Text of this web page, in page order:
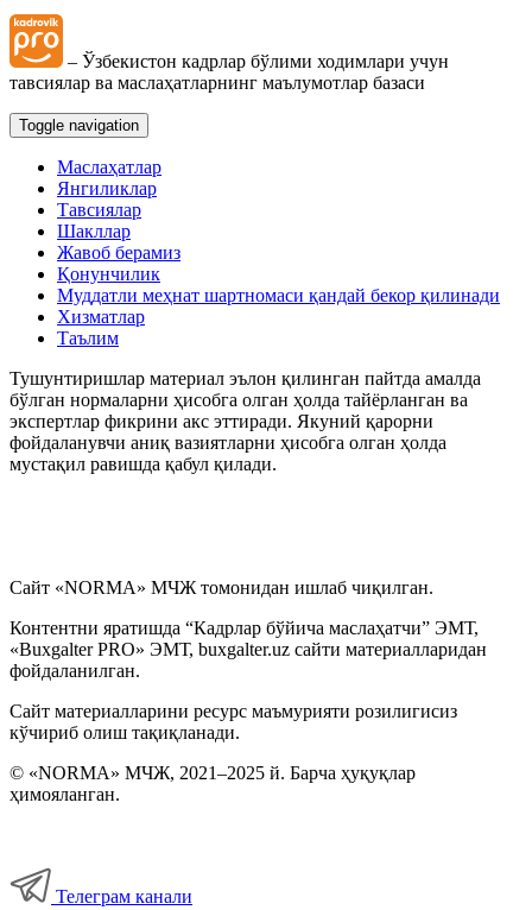
– Ўзбекистон кадрлар бўлими ходимлари учун
тавсиялар ва маслаҳатларнинг маълумотлар базаси
Toggle navigation
Маслаҳатлар
Янгиликлар
Тавсиялар
Шакллар
Жавоб берамиз
Қонунчилик
Муддатли меҳнат шартномаси қандай бекор қилинади
Хизматлар
Таълим
Тушунтиришлар материал эълон қилинган пайтда амалда
бўлган нормаларни ҳисобга олган ҳолда тайёрланган ва
экспертлар фикрини акс эттиради. Якуний қарорни
фойдаланувчи аниқ вазиятларни ҳисобга олган ҳолда
мустақил равишда қабул қилади.
Сайт «NORMA» МЧЖ томонидан ишлаб чиқилган.
Контентни яратишда “Кадрлар бўйича маслаҳатчи” ЭМТ,
«Buxgalter PRO» ЭМТ, buxgalter.uz сайти материалларидан
фойдаланилган.
Сайт материалларини ресурс маъмурияти розилигисиз
кўчириб олиш тақиқланади.
© «NORMA» МЧЖ, 2021–2025 й. Барча ҳуқуқлар
ҳимояланган.
Телеграм канали